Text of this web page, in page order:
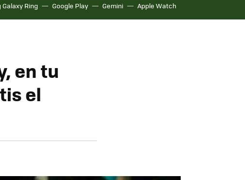
Ring Google Play Gemini Apple Watch
en tu
el